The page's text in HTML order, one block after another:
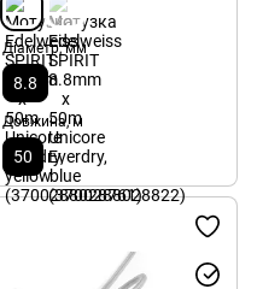
Діаметр, мм
8.8
Довжина, м
50